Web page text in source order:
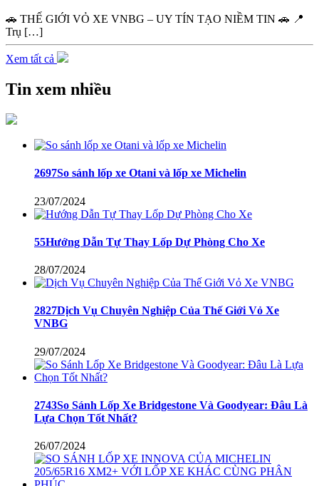
🚗 THẾ GIỚI VỎ XE VNBG – UY TÍN TẠO NIỀM TIN 🚗 📍
Trụ […]
Xem tất cả
Tin xem nhiều
2697So sánh lốp xe Otani và lốp xe Michelin
23/07/2024
55Hướng Dẫn Tự Thay Lốp Dự Phòng Cho Xe
28/07/2024
2827Dịch Vụ Chuyên Nghiệp Của Thế Giới Vỏ Xe
VNBG
29/07/2024
2743So Sánh Lốp Xe Bridgestone Và Goodyear: Đâu Là
Lựa Chọn Tốt Nhất?
26/07/2024